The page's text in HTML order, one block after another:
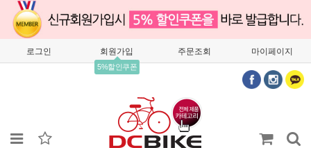
로그인 회원가입
5%할인쿠폰
주문조회 마이페이지